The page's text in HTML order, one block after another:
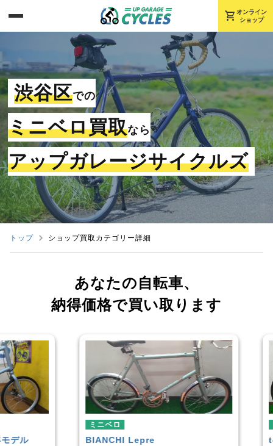
shopping_cart オンライン
ショップ
渋谷区での
ミニベロ買取なら
アップガレージサイクルズ
トップ ショップ買取カテゴリー詳細
あなたの自転車、
納得価格で買い取ります
ミニベロ
ternSURGE 2021年モデル